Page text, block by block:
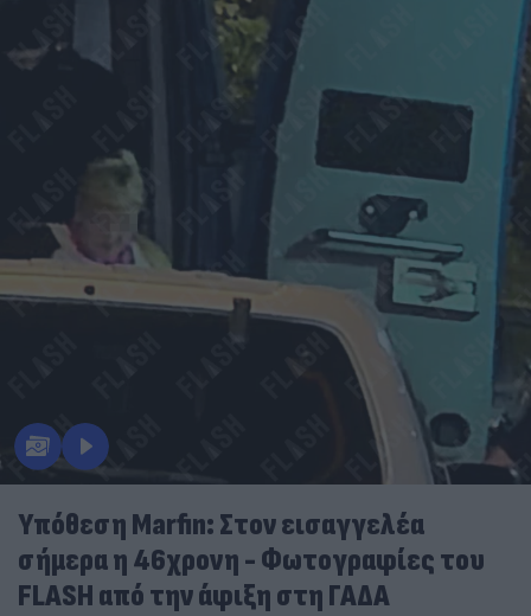
Υπόθεση Marfin: Στον εισαγγελέα
σήμερα η 46χρονη - Φωτογραφίες του
FLASH από την άφιξη στη ΓΑΔΑ